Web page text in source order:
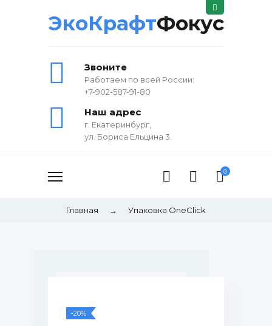
ЭкоКрафтФокус
Звоните
Работаем по всей России:
+7-902-587-91-80
Наш адрес
г. Екатеринбург,
ул. Бориса Ельцина 3.
0
Главная → Упаковка OneClick
-20%